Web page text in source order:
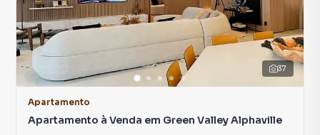
37
Apartamento
Apartamento à Venda em Green Valley Alphaville